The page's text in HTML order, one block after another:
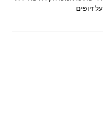
על זיופים